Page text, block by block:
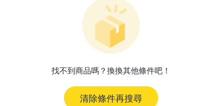
找不到商品嗎？換換其他條件吧！
清除條件再搜尋